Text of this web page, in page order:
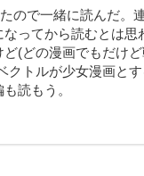
ので一緒に読んだ。
ってから読むとは思
(どの漫画でもだけ
トルが少女漫画とす
読もう。